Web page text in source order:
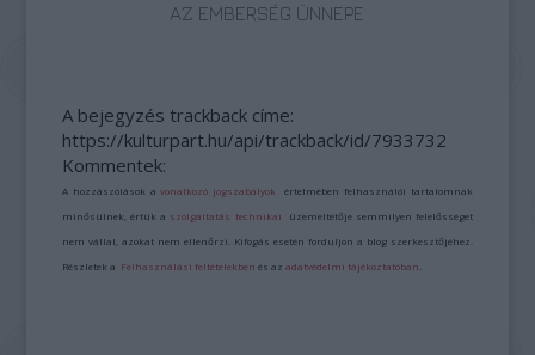
AZ EMBERSÉG ÜNNEPE
A bejegyzés trackback címe:
https://kulturpart.hu/api/trackback/id/7933732
Kommentek:
A hozzászólások avonatkozó jogszabályok értelmében felhasználói tartalomnak
minősülnek, értük a szolgáltatás technikai üzemeltetője semmilyen felelősséget
nem vállal, azokat nem ellenőrzi. Kifogás esetén forduljon a blog szerkesztőjéhez.
Részletek a Felhasználási feltételekben és azadatvédelmi tájékoztatóban